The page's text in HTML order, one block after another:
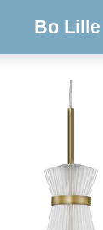
Bo Lille